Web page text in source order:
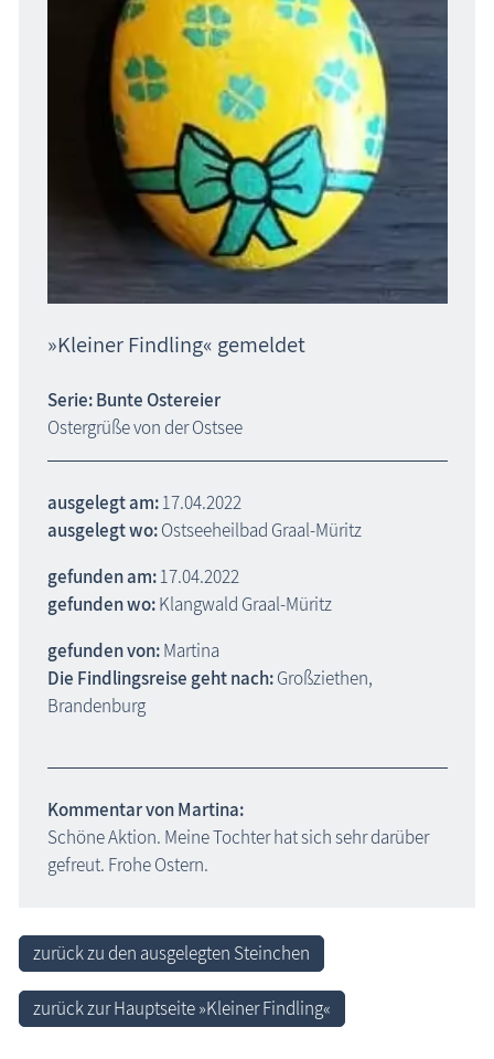
»Kleiner Findling« gemeldet
Serie: Bunte Ostereier
Ostergrüße von der Ostsee
ausgelegt am:17.04.2022
ausgelegt wo:Ostseeheilbad Graal-Müritz
gefunden am:17.04.2022
gefunden wo:Klangwald Graal-Müritz
gefunden von:Martina
Die Findlingsreise geht nach:Großziethen,
Brandenburg
Kommentar von Martina:
Schöne Aktion. Meine Tochter hat sich sehr darüber
gefreut. Frohe Ostern.
zurück zu den ausgelegten Steinchen
zurück zur Hauptseite »Kleiner Findling«